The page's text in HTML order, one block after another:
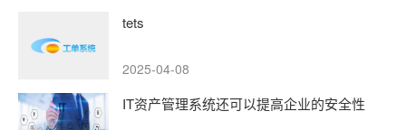
tets
2025-04-08
IT资产管理系统还可以提高企业的安全性